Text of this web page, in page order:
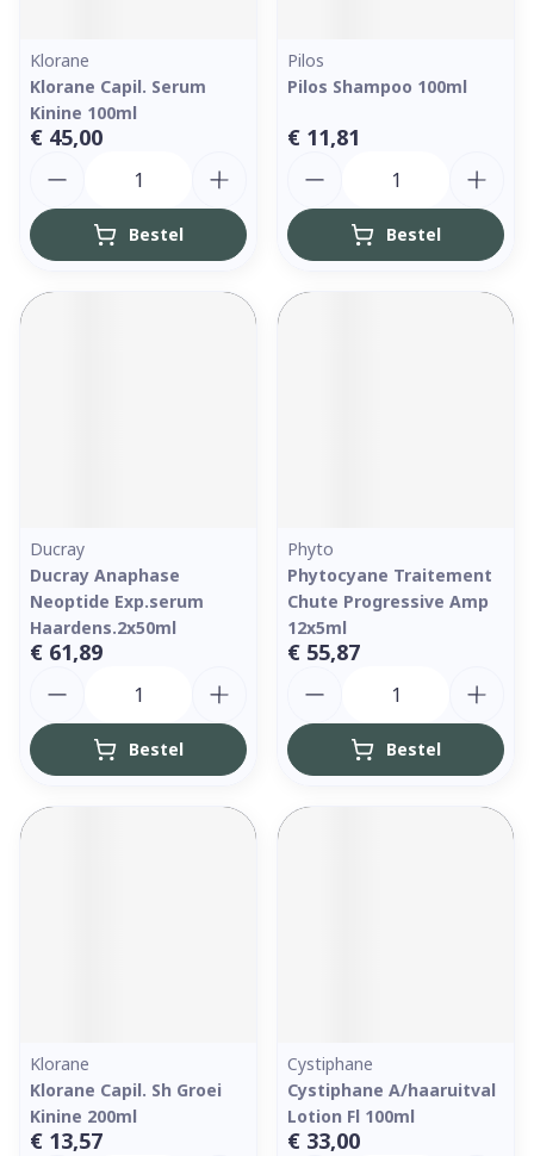
Klorane
Klorane Capil. Serum
Kinine 100ml
€ 45,00
Bestel
Pilos
Pilos Shampoo 100ml
€ 11,81
Bestel
Ducray
Ducray Anaphase
Neoptide Exp.serum
Haardens.2x50ml
€ 61,89
Bestel
Phyto
Phytocyane Traitement
Chute Progressive Amp
12x5ml
€ 55,87
Bestel
Klorane
Klorane Capil. Sh Groei
Kinine 200ml
€ 13,57
Cystiphane
Cystiphane A/haaruitval
Lotion Fl 100ml
€ 33,00